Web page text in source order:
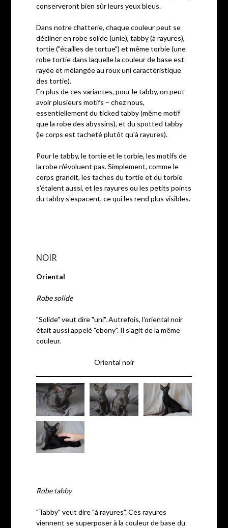
conserveront bien sûr leurs yeux bleus.
Dans notre chatterie, chaque couleur peut se
décliner en robe solide (unie), tabby (à rayures),
tortie ("écailles de tortue") et même torbie (une
robe tortie dans laquelle la couleur de base est
rayée et mélangée au roux uni caractéristique
des tortie).
En plus de ces variantes, pour le tabby, on peut
avoir plusieurs motifs – chez nous,
essentiellement du ticked tabby (même motif
que la robe des abyssins), et du spotted tabby
(le corps est tacheté plutôt qu'à rayures).
Pour le tabby, le tortie et le torbie, les motifs de
la robe n'évoluent pas. Simplement, comme le
corps grandit, les taches du tortie et du torbie
s'étalent aussi, et les rayures ou les petits points
du tabby s'espacent, ce qui les rend plus visibles.
NOIR
Oriental
Robe solide
"Solide" veut dire "uni". Autrefois, l'oriental noir
était aussi appelé "ebony". Il s'agit de la même
couleur.
Oriental noir
Robe tabby
"Tabby" veut dire "à rayures". Ces rayures
viennent se superposer à la couleur de base du